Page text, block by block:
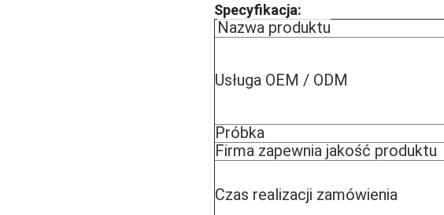
Specyfikacja:
Nazwa produktu
Usługa OEM / ODM
Próbka
Firma zapewnia jakość produktu
Czas realizacji zamówienia